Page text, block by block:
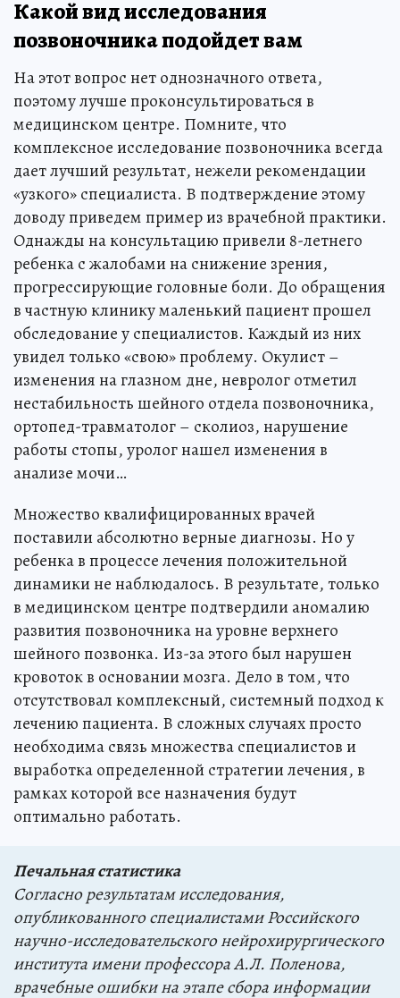
Какой вид исследования
позвоночника подойдет вам
На этот вопрос нет однозначного ответа,
поэтому лучше проконсультироваться в
медицинском центре. Помните, что
комплексное исследование позвоночника всегда
дает лучший результат, нежели рекомендации
«узкого» специалиста. В подтверждение этому
доводу приведем пример из врачебной практики.
Однажды на консультацию привели 8-летнего
ребенка с жалобами на снижение зрения,
прогрессирующие головные боли. До обращения
в частную клинику маленький пациент прошел
обследование у специалистов. Каждый из них
увидел только «свою» проблему. Окулист –
изменения на глазном дне, невролог отметил
нестабильность шейного отдела позвоночника,
ортопед-травматолог – сколиоз, нарушение
работы стопы, уролог нашел изменения в
анализе мочи…
Множество квалифицированных врачей
поставили абсолютно верные диагнозы. Но у
ребенка в процессе лечения положительной
динамики не наблюдалось. В результате, только
в медицинском центре подтвердили аномалию
развития позвоночника на уровне верхнего
шейного позвонка. Из-за этого был нарушен
кровоток в основании мозга. Дело в том, что
отсутствовал комплексный, системный подход к
лечению пациента. В сложных случаях просто
необходима связь множества специалистов и
выработка определенной стратегии лечения, в
рамках которой все назначения будут
оптимально работать.
Печальная статистика
Согласно результатам исследования,
опубликованного специалистами Российского
научно-исследовательского нейрохирургического
института имени профессора А.Л. Поленова,
врачебные ошибки на этапе сбора информации